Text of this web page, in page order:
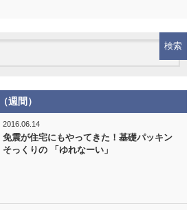
週間）
2016.06.14
免震が住宅にもやってきた！基礎パッキン
そっくりの 「ゆれなーい」